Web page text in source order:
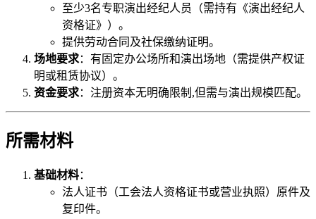
至少3名专职演出经纪人员（需持有《演出经纪人
资格证》）。
提供劳动合同及社保缴纳证明。
场地要求：有固定办公场所和演出场地（需提供产权证
明或租赁协议）。
资金要求：注册资本无明确限制,但需与演出规模匹配。
所需材料
基础材料：
法人证书（工会法人资格证书或营业执照）原件及
复印件。